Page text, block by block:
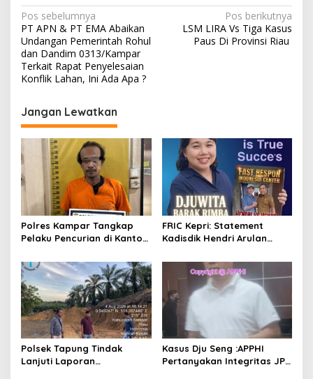
N
a
v
i
a
s
i
p
o
s
Pos sebelumnya
PT APN & PT EMA Abaikan
Undangan Pemerintah Rohul
dan Dandim 0313/Kampar
Terkait Rapat Penyelesaian
Konflik Lahan, Ini Ada Apa ?
Pos berikutnya
LSM LIRA Vs Tiga Kasus
Paus Di Provinsi Riau
Jangan Lewatkan
Polres Kampar Tangkap
Pelaku Pencurian di Kantor
FRIC Kepri: Statement
Kadisdik Hendri Arulan
Indonesia
Polsek Tapung Tindak
Lanjuti Laporan
Kasus Dju Seng :APPHI
Pertanyakan Integritas JPU